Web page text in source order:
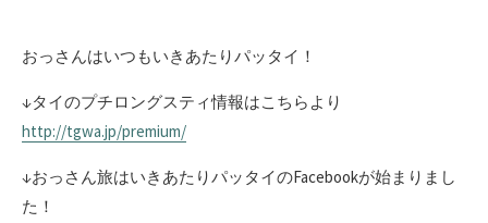
おっさんはいつもいきあたりパッタイ！
↓タイのプチロングスティ情報はこちらより
http://tgwa.jp/premium/
↓おっさん旅はいきあたりパッタイのFacebookが始まりまし
た！